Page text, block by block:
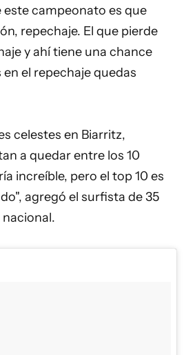
este campeonato es que
repechaje. El que pierde
y ahí tiene una chance
en el repechaje quedas
celestes en Biarritz,
a quedar entre los 10
increíble, pero el top 10 es
agregó el surfista de 35